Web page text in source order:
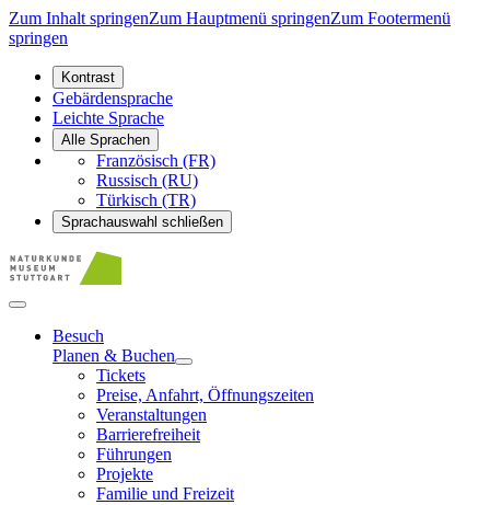
Zum Inhalt springenZum Hauptmenü springenZum Footermenü
springen
Kontrast
Gebärdensprache
Leichte Sprache
Alle Sprachen
Französisch (FR)
Russisch (RU)
Türkisch (TR)
Sprachauswahl schließen
Besuch
Planen & Buchen
Tickets
Preise, Anfahrt, Öffnungszeiten
Veranstaltungen
Barrierefreiheit
Führungen
Projekte
Familie und Freizeit